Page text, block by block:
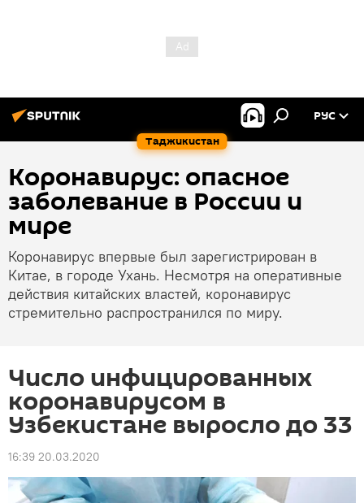
Таджикистан
РУС
Коронавирус: опасное
заболевание в России и
мире
Коронавирус впервые был зарегистрирован в
Китае, в городе Ухань. Несмотря на оперативные
действия китайских властей, коронавирус
стремительно распространился по миру.
Число инфицированных
коронавирусом в
Узбекистане выросло до 33
16:39 20.03.2020